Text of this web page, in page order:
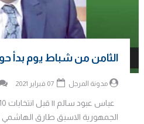
الثامن من شباط يوم بدأ
مدونة المرجل
الجمهورية الاسبق طارق